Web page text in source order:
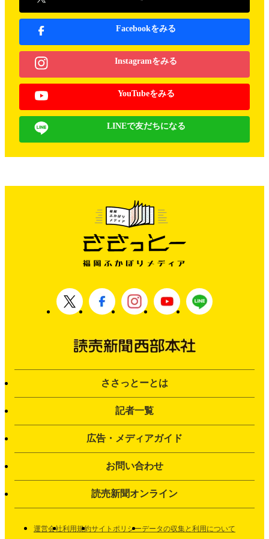
Facebookをみる
Instagramをみる
YouTubeをみる
LINEで友だちになる
ささっとーとは
記者一覧
広告・メディアガイド
お問い合わせ
読売新聞オンライン
運営会社利用規約サイトポリシーデータの収集と利用について